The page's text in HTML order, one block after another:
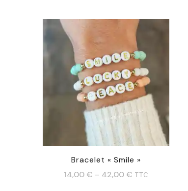
Bracelet « Smile »
14,00 € – 42,00 € TTC